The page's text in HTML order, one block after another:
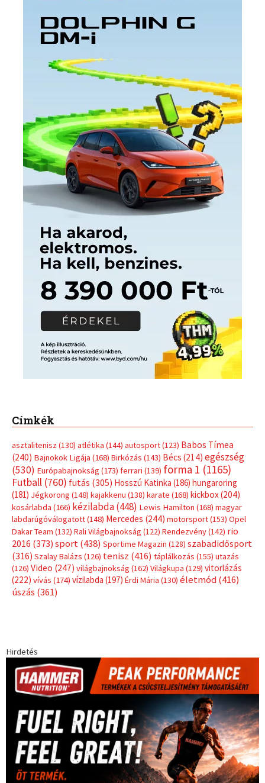
Címkék
asztalitenisz (130) atlétika (144) autosport(123) Babos Tímea
(240) Bajnokok Ligája (168) Birkózás (143) Bécs (214) egészség
(530) Európabajnokság (173) ferrari (139) forma 1 (1165)
Futball (760) futás (305) Hosszú Katinka (186) hungaroring
(181) Jégkorong (148) kajakkenu (138) karate (168) kickbox(204)
kosárlabda (166) kézilabda(448) Lewis Hamilton (168) magyar
labdarúgóválogatott(148) Mercedes (244) motorsport(153) Opel
Dakar Team (132) Rali Világbajnokság (122) Rendezvény(142) rio
2016 (373) sport(438) Sportime Magazin (128) szabadidősport
(316) Szalay Balázs (126) tenisz (416) táplálkozás (155) utazás
(126) Video (247) világbajnokság (162) Világkupa (129) vitorlázás
(222) vívás (174) vízilabda (197) Érdi Mária (130) életmód(416)
úszás (361)
Hirdetés